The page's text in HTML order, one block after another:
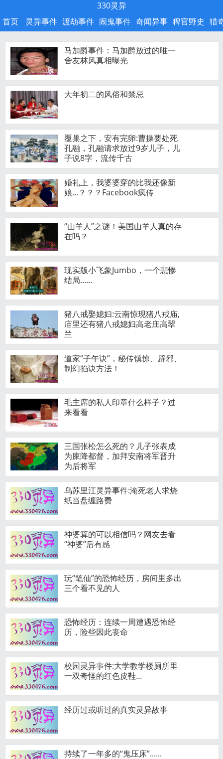
330灵异
首页
灵异事件 渡劫事件 闹鬼事件 奇闻异事 稗官野史 猎
马加爵事件：马加爵放过的唯一
舍友林风真相曝光
大年初二的风俗和禁忌
覆巢之下，安有完卵:曹操要处死
孔融，孔融请求放过9岁儿子，儿
子说8字，流传千古
婚礼上，我婆婆穿的比我还像新
娘...？？？Facebook疯传
“山羊人”之谜！美国山羊人真的存
在吗？
现实版小飞象Jumbo，一个悲惨
结局......
猪八戒娶媳妇:云南惊现猪八戒庙,
庙里还有猪八戒媳妇高老庄高翠
兰
道家“子午诀”，秘传镇惊、辟邪、
制幻掐诀方法！
毛主席的私人印章什么样子？过
来看看
三国张松怎么死的？儿子张表成
为庲降都督，加拜安南将军晋升
为后将军
乌苏里江灵异事件:淹死老人求烧
纸当盘缠路费
神婆算的可以相信吗？网友去看
“神婆”后有感
玩“笔仙”的恐怖经历，房间里多出
三个看不见的人
恐怖经历：连续一周遭遇恐怖经
历，险些因此丧命
校园灵异事件:大学教学楼厕所里
一双奇怪的红色皮鞋...
经历过或听过的真实灵异故事
持续了一年多的“鬼压床”......